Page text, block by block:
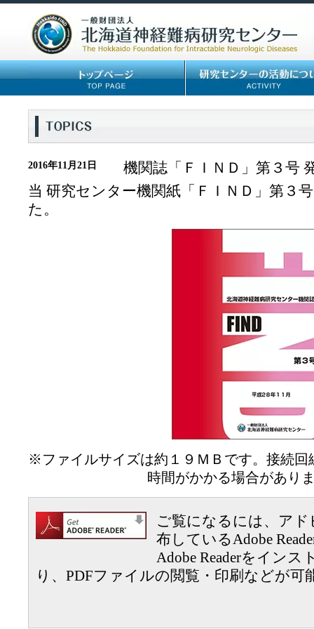
2016年11月21日
機関誌「ＦＩＮＤ」第３号
当 研究センター機関紙「ＦＩＮＤ」第３
た。
※ファイルサイズは約１９ＭＢです。接続回
時間がかかる場合があり
ご覧になるには、ア
布しているAdobe
Adobe Readerをイン
り、PDFファイルの閲覧・印刷などが可